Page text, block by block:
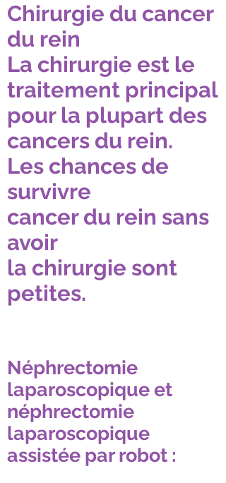
Chirurgie du cancer
du rein
La chirurgie est le
traitement principal
pour la plupart des
cancers du rein.
Les chances de
survivre
cancer du rein sans
avoir
la chirurgie sont
petites.
Néphrectomie
laparoscopique et
néphrectomie
laparoscopique
assistée par robot :